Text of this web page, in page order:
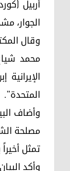
الجوار،
وقال
محمد
المتحدة".
وأضاف
مصلحة
تمثل
وأكد